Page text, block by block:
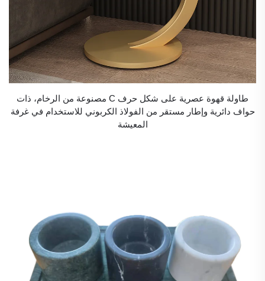
طاولة قهوة عصرية على شكل حرف C مصنوعة من الرخام، ذات
حواف دائرية وإطار مستقر من الفولاذ الكربوني للاستخدام في غرفة
المعيشة